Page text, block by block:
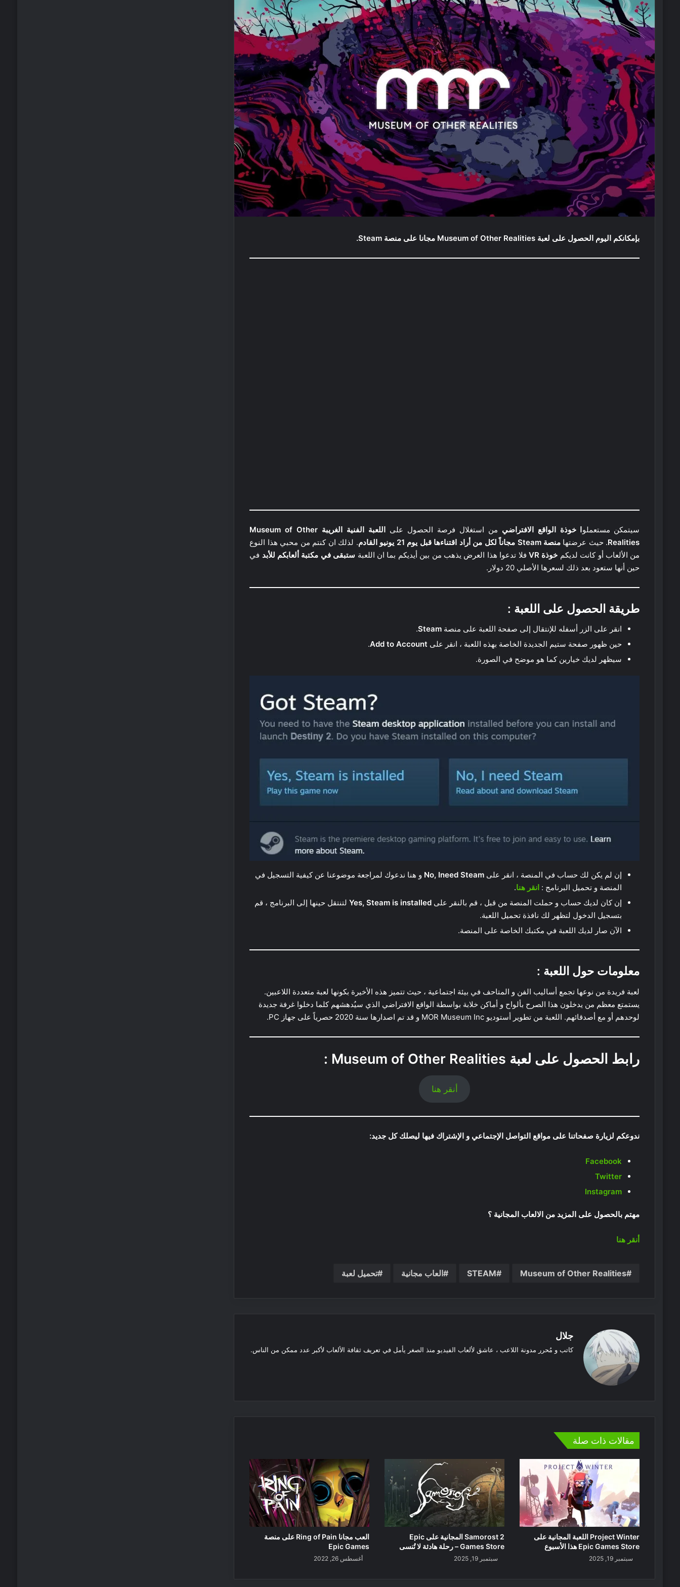
بإمكانكم اليوم الحصول على لعبة Museum of Other Realities مجانا على منصة Steam.
سيتمكن مستعملوا خوذة الواقع الافتراضي من استغلال فرصة الحصول على
اللعبة الفنية الغريبة Museum of Other
Realities. حيث عرضتها منصة Steam مجاناً لكل من أراد اقتناءها قبل يوم 21 يونيو القادم
. لذلك ان كنتم من محبي هذا النوع
من الألعاب أو كانت لديكم خوذة VR فلا تدعوا هذا العرض يذهب من بين أيديكم بما ان اللعبة ستبقى في مكتبة ألعابكم للأبد في
حين أنها ستعود بعد ذلك لسعرها الأصلي 20 دولار.
طريقة الحصول على اللعبة :
انقر على الزر أسفله للإنتقال إلى صفحة اللعبة على منصة Steam
.
حين ظهور صفحة ستيم الجديدة الخاصة بهذه اللعبة ، انقر على Add to Account
.
سيظهر لديك خيارين كما هو موضح في الصورة.
إن لم يكن لك حساب في المنصة ، انقر على No, Ineed Steam و هنا ندعوك لمراجعة موضوعنا عن كيفية التسجيل في
المنصة و تحميل البرنامج : انقر هنا.
إن كان لديك حساب و حملت المنصة من قبل ، قم بالنقر على Yes, Steam is installedلتنتقل حينها إلى البرنامج ، قم
بتسجيل الدخول لتظهر لك نافذة تحميل اللعبة.
الآن صار لديك اللعبة في مكتبك الخاصة على المنصة.
معلومات حول اللعبة :
لعبة فريدة من نوعها تجمع أساليب الفن و المتاحف في بيئة اجتماعية ، حيث تتميز هذه الأخيرة بكونها لعبة متعددة اللاعبين.
يستمتع معظم من يدخلون هذا الصرح بألواح و أماكن خلابة بواسطة الواقع الافتراضي الذي سيُدهشهم كلما دخلوا غرفة جديدة
لوحدهم أو مع أصدقائهم. اللعبة من تطوير أستوديو MOR Museum Inc و قد تم اصدارها سنة 2020 حصرياً على جهاز PC.
رابط الحصول على لعبة Museum of Other Realities :
أنقر هنا
ندوعكم لزيارة صفحاتنا على مواقع التواصل الإجتماعي و الإشتراك فيها ليصلك كل جديد:
Facebook
Twitter
Instagram
مهتم بالحصول على المزيد من الالعاب المجانية ؟
أنقر هنا
Museum of Other Realities
STEAM العاب مجانية تحميل لعبة
جلال
كاتب و مُحرر مدونة اللاعب ، عاشق لألعاب الفيديو منذ الصغر يأمل في تعريف ثقافة الألعاب لأكبر عدد ممكن من الناس.
مقالات ذات صلة
Project Winter اللعبة المجانية على
Epic Games Store هذا الأسبوع
سبتمبر 19, 2025
Samorost 2 المجانية على Epic
Games Store – رحلة هادئة لا تُنسى
سبتمبر 19, 2025
العب مجانا Ring of Pain على منصة
Epic Games
أغسطس 26, 2022